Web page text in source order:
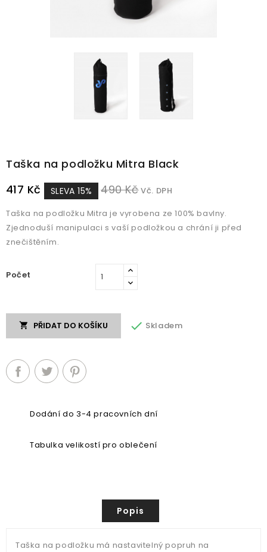
Taška na podložku Mitra Black
417 Kč
SLEVA 15% 490 KčVč. DPH
Taška na podložku Mitra je vyrobena ze 100% bavlny.
Zjednoduší manipulaci s vaší podložkou a chrání ji před
znečištěním.
Počet
 PŘIDAT DO KOŠÍKU  Skladem
Dodání do 3-4 pracovních dní
Tabulka velikostí pro oblečení
Popis
Taška na podložku má nastavitelný popruh na